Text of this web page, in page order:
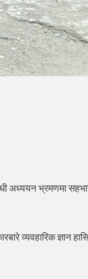
अध्ययन भ्रमणमा
व्यवहारिक ज्ञान